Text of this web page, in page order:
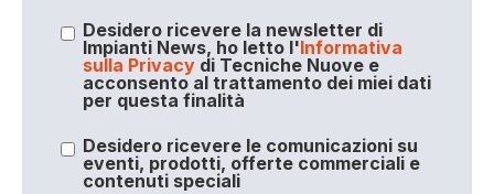
Desidero ricevere la newsletter di
Impianti News, ho letto l'Informativa
sulla Privacydi Tecniche Nuove e
acconsento al trattamento dei miei dati
per questa finalità
Desidero ricevere le comunicazioni su
eventi, prodotti, offerte commerciali e
contenuti speciali